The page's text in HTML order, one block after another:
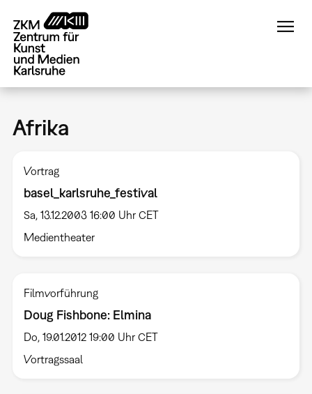
zum
Inhalt
Afrika
Vortrag
basel_karlsruhe_festival
Sa, 13.12.2003 16:00 Uhr CET
Medientheater
Filmvorführung
Doug Fishbone: Elmina
Do, 19.01.2012 19:00 Uhr CET
Vortragssaal